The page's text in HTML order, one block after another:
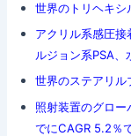
世界のトリヘキシ
アクリル系感圧
ルジョン系PSA、
世界のステアリル
照射装置のグロ
でにCAGR 5.2％